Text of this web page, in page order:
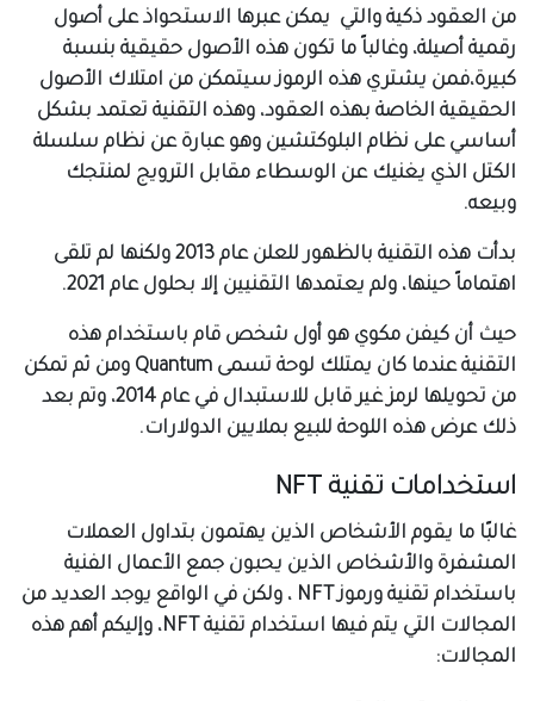
من العقود ذكية والتي يمكن عبرها الاستحواذ على أصول
رقمية أصيلة، وغالباً ما تكون هذه الأصول حقيقية بنسبة
كبيرة،فمن يشتري هذه الرموز سيتمكن من امتلاك الأصول
الحقيقية الخاصة بهذه العقود، وهذه التقنية تعتمد بشكل
أساسي على نظام البلوكتشين وهو عبارة عن نظام سلسلة
الكتل الذي يغنيك عن الوسطاء مقابل الترويج لمنتجك
وبيعه.
بدأت هذه التقنية بالظهور للعلن عام 2013 ولكنها لم تلقى
اهتماماً حينها، ولم يعتمدها التقنيين إلا بحلول عام 2021.
حيث أن كيفن مكوي هو أول شخص قام باستخدام هذه
التقنية عندما كان يمتلك لوحة تسمى Quantum ومن ثم تمكن
من تحويلها لرمز غير قابل للاستبدال في عام 2014، وتم بعد
ذلك عرض هذه اللوحة للبيع بملايين الدولارات.
استخدامات تقنية NFT
غالبًا ما يقوم الأشخاص الذين يهتمون بتداول العملات
المشفرة والأشخاص الذين يحبون جمع الأعمال الفنية
باستخدام تقنية ورموز NFT ، ولكن في الواقع يوجد العديد من
المجالات التي يتم فيها استخدام تقنية NFT، وإليكم أهم هذه
المجالات: